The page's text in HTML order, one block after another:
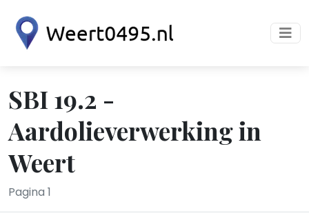
SBI 19.2 -
Aardolieverwerking in
Weert
Pagina 1